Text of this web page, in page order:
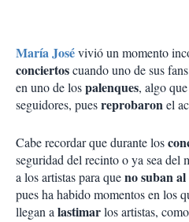
María Josévivió un momento
conciertoscuando uno de sus
en uno de lospalenques, algo que
seguidores, puesreprobaronel
Cabe recordar que durante los
seguridad del recinto o ya sea del
a los artistas para queno suban al
pues ha habido momentos en los
llegan alastimarlos artistas,